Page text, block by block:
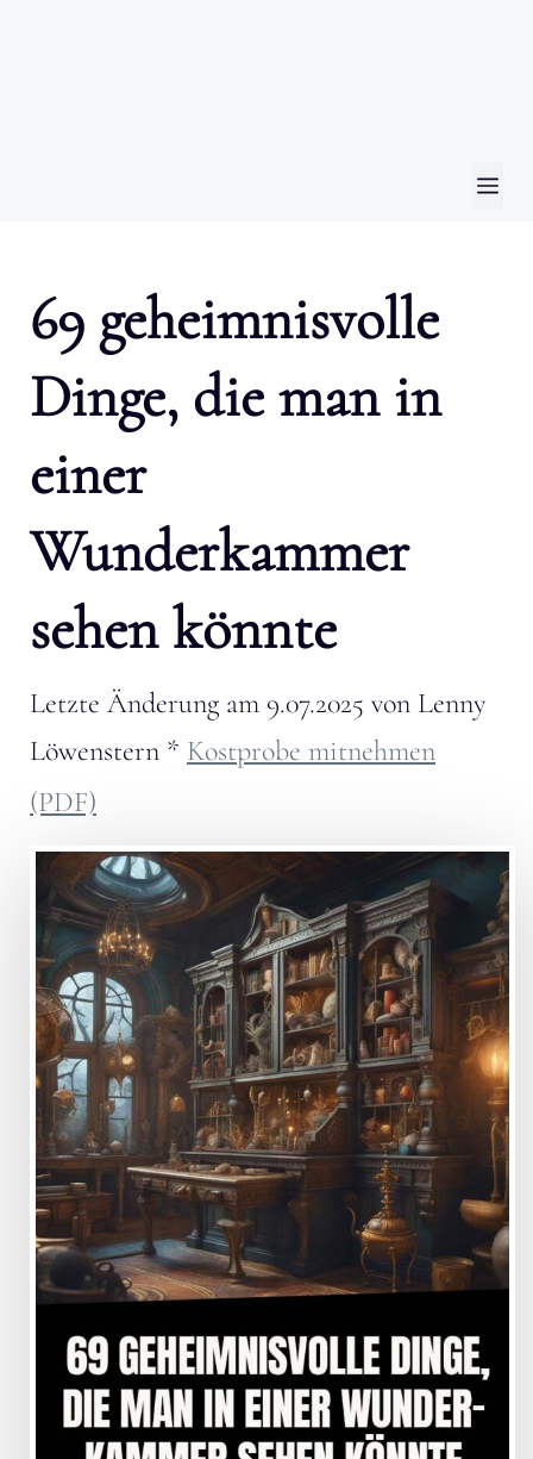
69 geheimnisvolle
Dinge, die man in
einer
Wunderkammer
sehen könnte
Letzte Änderung am 9.07.2025 von Lenny
Löwenstern * Kostprobe mitnehmen
(PDF)